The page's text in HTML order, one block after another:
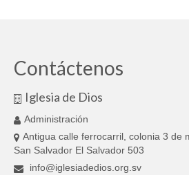
Contáctenos
Iglesia de Dios
Administración
Antigua calle ferrocarril, colonia 3 de
San Salvador El Salvador 503
info@iglesiadedios.org.sv